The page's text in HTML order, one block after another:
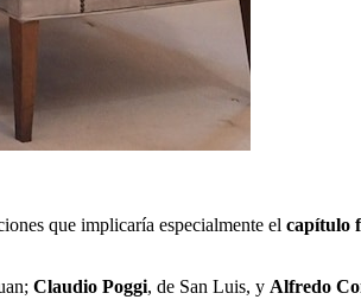
que implicaría especialmente el capítulo
Claudio Poggi, de San Luis, y Alfredo